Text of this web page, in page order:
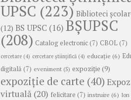
UPSC (223) Biblioteci
(12) BS UPSC (16) BȘUPSC
(208) Catalog electronic (7) CBOL (7)
cercetare (4) cercetare științifică (4) educație (6)
digitală (7) eveniment (5) expoziție (9)
expoziție de carte (40)
virtuală (20) felicitare (7) instruire (6) Ion